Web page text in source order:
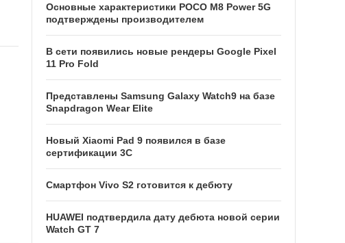
Основные характеристики POCO M8 Power 5G
подтверждены производителем
В сети появились новые рендеры Google Pixel
11 Pro Fold
Представлены Samsung Galaxy Watch9 на базе
Snapdragon Wear Elite
Новый Xiaomi Pad 9 появился в базе
сертификации 3C
Смартфон Vivo S2 готовится к дебюту
HUAWEI подтвердила дату дебюта новой серии
Watch GT 7